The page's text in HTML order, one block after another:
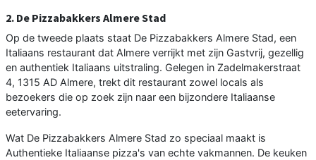
2. De Pizzabakkers Almere Stad
Op de tweede plaats staat De Pizzabakkers Almere Stad, een
Italiaans restaurant dat Almere verrijkt met zijn Gastvrij, gezellig
en authentiek Italiaans uitstraling. Gelegen in Zadelmakerstraat
4, 1315 AD Almere, trekt dit restaurant zowel locals als
bezoekers die op zoek zijn naar een bijzondere Italiaanse
eetervaring.
Wat De Pizzabakkers Almere Stad zo speciaal maakt is
Authentieke Italiaanse pizza's van echte vakmannen. De keuken